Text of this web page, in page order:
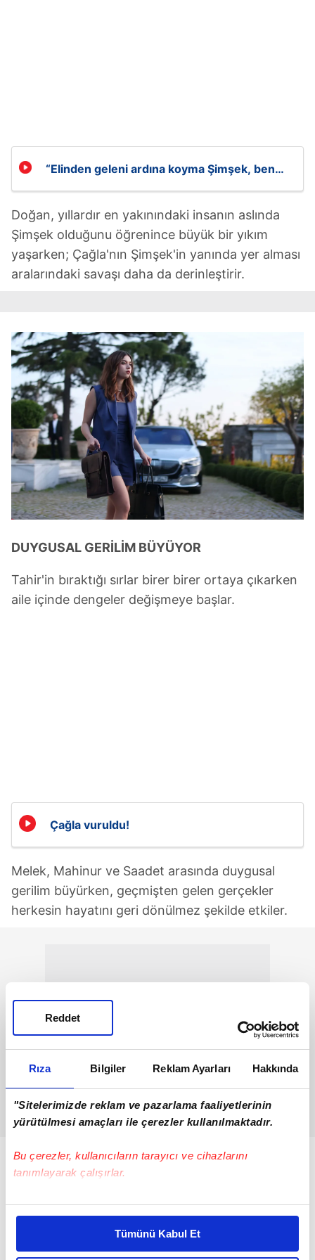
Rıza Bilgiler Reklam Ayarları Hakkında
"Sitelerimizde reklam ve pazarlama faaliyetlerinin
yürütülmesi amaçları ile çerezler kullanılmaktadır.
Bu çerezler, kullanıcıların tarayıcı ve cihazlarını
tanımlayarak çalışırlar.
Bu çerezlere izin vermeniz halinde sizlere özel
daha iyi reklam deneyimi yaşatabiliriz. Bunu yaparken
amacımızın size daha iyi bir reklam deneyimi sunmak
Tümünü Kabul Et
Reddet
“Elinden geleni ardına koyma Şimşek, ben
Doğan, yıllardır en yakınındaki insanın aslında
Şimşek olduğunu öğrenince büyük bir yıkım
yaşarken; Çağla'nın Şimşek'in yanında yer alması
aralarındaki savaşı daha da derinleştirir.
DUYGUSAL GERİLİM BÜYÜYOR
Tahir'in bıraktığı sırlar birer birer ortaya çıkarken
aile içinde dengeler değişmeye başlar.
Çağla vuruldu!
Melek, Mahinur ve Saadet arasında duygusal
gerilim büyürken, geçmişten gelen gerçekler
herkesin hayatını geri dönülmez şekilde etkiler.